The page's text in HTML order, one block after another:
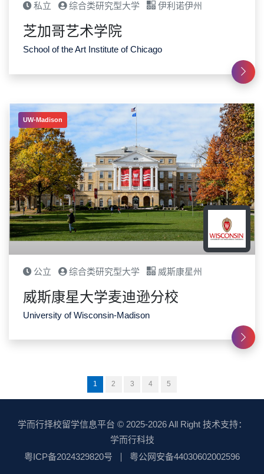
私立 综合类研究型大学 伊利诺伊州
芝加哥艺术学院
School of the Art Institute of Chicago
UW-Madison
公立 综合类研究型大学 威斯康星州
威斯康星大学麦迪逊分校
University of Wisconsin-Madison
1 2 3 4 5
学而行择校留学信息平台 © 2025-2026 All Right 技术支持：
学而行科技
粤ICP备2024329820号
粤公网安备44030602002596